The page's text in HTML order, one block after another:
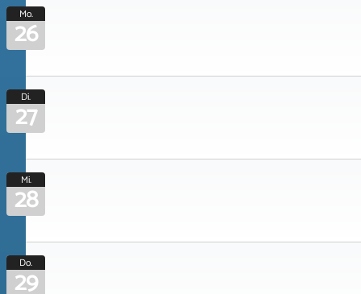
Mo.
26
Di.
27
Mi.
28
Do.
29